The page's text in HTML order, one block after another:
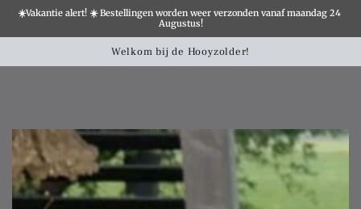
☀️Vakantie alert! ☀️ Bestellingen worden weer verzonden vanaf maandag 24
Augustus!
MISSING:
Welkom bij de Hooyzolder!
MISSING: